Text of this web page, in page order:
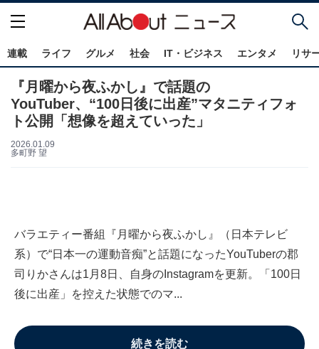
連載 ライフ グルメ 社会 IT・ビジネス エンタメ リサ
『月曜から夜ふかし』で話題の
YouTuber、“100日後に出産”マタニティフォ
ト公開「想像を超えていった」
2026.01.09
多町野 望
バラエティー番組『月曜から夜ふかし』（日本テレビ
系）で“日本一の運動音痴”と話題になったYouTuberの郡
司りかさんは1月8日、自身のInstagramを更新。「100日
後に出産」を控えた状態でのマ...
続きを読む